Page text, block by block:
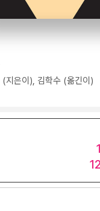
(지은이), 김학수 (옮긴이)